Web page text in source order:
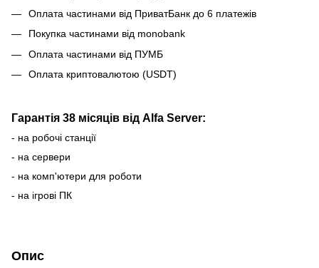
Оплата частинами від ПриватБанк до 6 платежів
Покупка частинами від monobank
Оплата частинами від ПУМБ
Оплата криптовалютою (USDT)
Гарантія 38 місяців від Alfa Server:
- на робочі станції
- на сервери
- на комп'ютери для роботи
- на ігрові ПК
Опис